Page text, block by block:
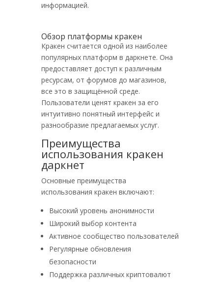
информацией.
Обзор платформы кракен
Кракен считается одной из наиболее
популярных платформ в даркнете. Она
предоставляет доступ к различным
ресурсам, от форумов до магазинов,
все это в защищённой среде.
Пользователи ценят кракен за его
интуитивно понятный интерфейс и
разнообразие предлагаемых услуг.
Преимущества
использования кракен
даркнет
Основные преимущества
использования кракен включают:
Высокий уровень анонимности
Широкий выбор контента
Активное сообщество пользователей
Регулярные обновления
безопасности
Поддержка различных криптовалют